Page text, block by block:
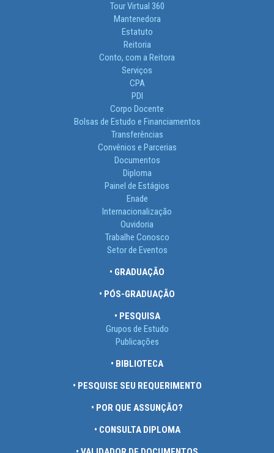
Tour Virtual 360
Mantenedora
Estatuto
Reitoria
Conto, com a Reitora
Serviços
CPA
PDI
Corpo Docente
Bolsas de Estudo e Financiamentos
Transferências
Convênios e Parcerias
Documentos
Diploma
Painel de Estágios
Enade
Internacionalização
Ouvidoria
Trabalhe Conosco
Setor de Eventos
• GRADUAÇÃO
• PÓS-GRADUAÇÃO
• PESQUISA
Grupos de Estudo
Publicações
• BIBLIOTECA
• PESQUISE SEU REQUERIMENTO
• POR QUE ASSUNÇÃO?
• CONSULTA DIPLOMA